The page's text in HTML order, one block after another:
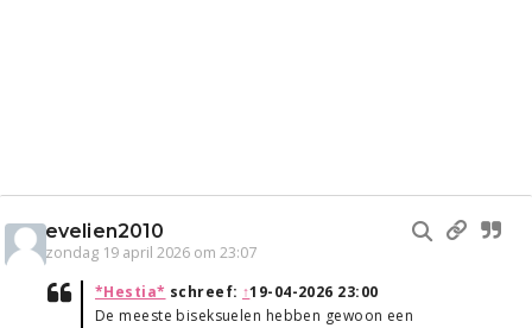
evelien2010
zondag 19 april 2026 om 23:07
*Hestia* schreef: ↑19-04-2026 23:00
De meeste biseksuelen hebben gewoon een